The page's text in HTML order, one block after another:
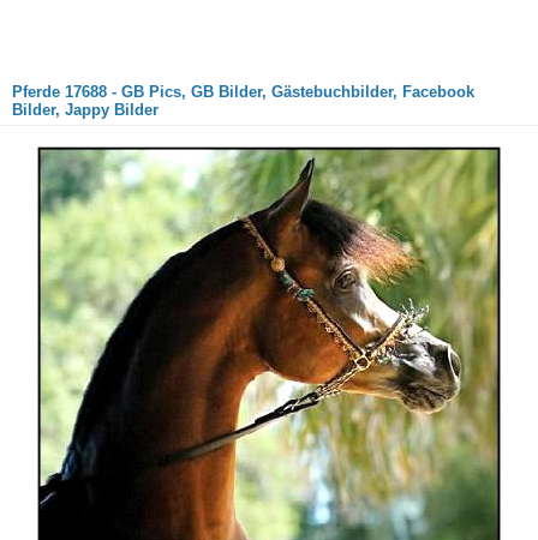
Pferde 17688 - GB Pics, GB Bilder, Gästebuchbilder, Facebook
Bilder, Jappy Bilder